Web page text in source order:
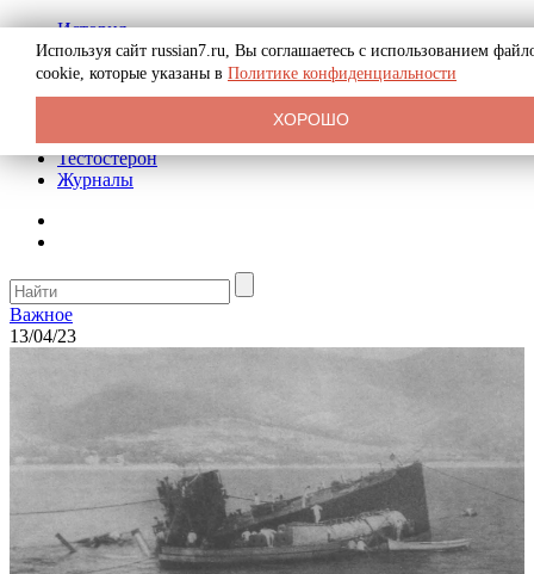
История
Биография
Криминал
Реклама на сайте
Тестостерон
Журналы
Важное
13/04/23
Используя сайт russian7.ru, Вы соглашаетесь с использованием
cookie, которые указаны в Политике конфиденциальности
ХОРОШО